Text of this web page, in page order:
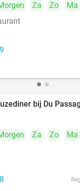
Za Zo Ma
bij Du
Za Zo Ma